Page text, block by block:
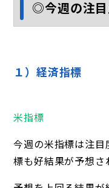
◎今週の注目
１）経済指標
米指標
今週の米指標は注
標も好結果が予想さ